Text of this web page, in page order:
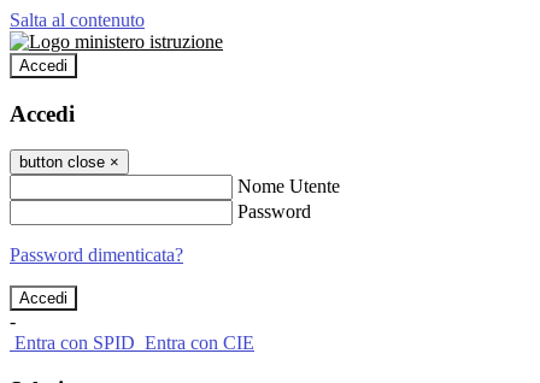
Salta al contenuto
Accedi
Accedi
button close ×
Nome Utente
Password
Password dimenticata?
-
Entra con SPID Entra con CIE